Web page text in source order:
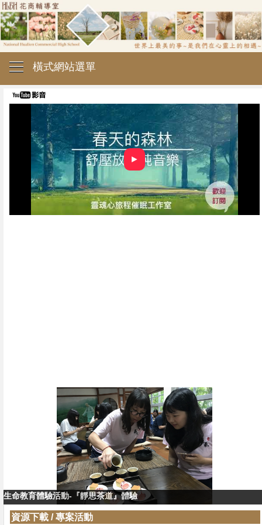
橫式網站選單
►
生命教育體驗活動-『靜思茶道』體驗
生命教育體驗活動-『靜思茶道』教學
資源下載 /專案活動